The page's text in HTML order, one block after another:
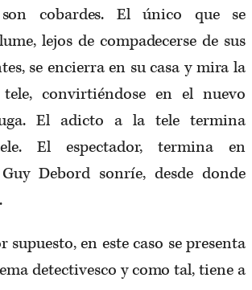
cobardes. El único que se
lejos de compadecerse de sus
se encierra en su casa y mira la
convirtiéndose en el nuevo
El adicto a la tele termina
El espectador, termina en
Debord sonríe, desde donde
supuesto, en este caso se presenta
detectivesco y como tal, tiene a